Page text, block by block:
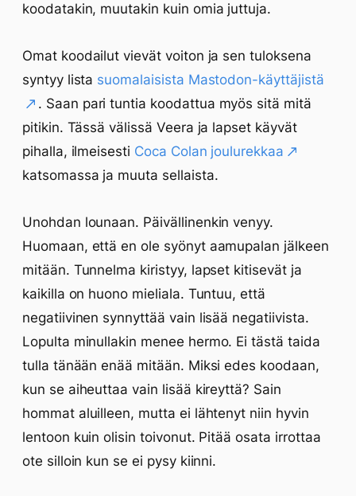
koodatakin, muutakin kuin omia juttuja.
Omat koodailut vievät voiton ja sen tuloksena
syntyy lista suomalaisista Mastodon-käyttäjistä
. Saan pari tuntia koodattua myös sitä mitä
pitikin. Tässä välissä Veera ja lapset käyvät
pihalla, ilmeisesti Coca Colan joulurekkaa
katsomassa ja muuta sellaista.
Unohdan lounaan. Päivällinenkin venyy.
Huomaan, että en ole syönyt aamupalan jälkeen
mitään. Tunnelma kiristyy, lapset kitisevät ja
kaikilla on huono mieliala. Tuntuu, että
negatiivinen synnyttää vain lisää negatiivista.
Lopulta minullakin menee hermo. Ei tästä taida
tulla tänään enää mitään. Miksi edes koodaan,
kun se aiheuttaa vain lisää kireyttä? Sain
hommat aluilleen, mutta ei lähtenyt niin hyvin
lentoon kuin olisin toivonut. Pitää osata irrottaa
ote silloin kun se ei pysy kiinni.